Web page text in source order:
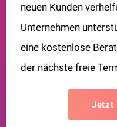
neuen Kunden
Unternehmen
eine kostenlose
der nächste freie
Jetzt